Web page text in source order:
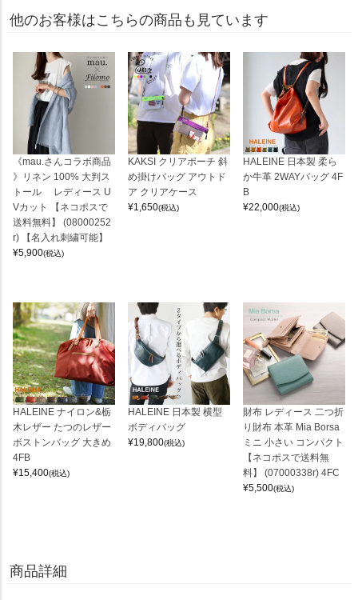
他のお客様はこちらの商品も見ています
《mau.さんコラボ商品
》リネン 100% 大判ス
トール レディース U
Vカット 【ネコポスで
送料無料】 (08000252
r) 【名入れ刺繍可能】
¥5,900(税込)
KAKSI クリアポーチ 斜
め掛けバッグ アウトド
ア クリアケース
¥1,650(税込)
HALEINE 日本製 柔ら
か牛革 2WAYバッグ 4F
B
¥22,000(税込)
HALEINE ナイロン&栃
木レザー たつのレザー
ボストンバッグ 大きめ
4FB
¥15,400(税込)
HALEINE 日本製 横型
ボディバッグ
¥19,800(税込)
財布 レディース 二つ折
り財布 本革 Mia Borsa
ミニ 小さい コンパクト
【ネコポスで送料無
料】 (07000338r) 4FC
¥5,500(税込)
商品詳細